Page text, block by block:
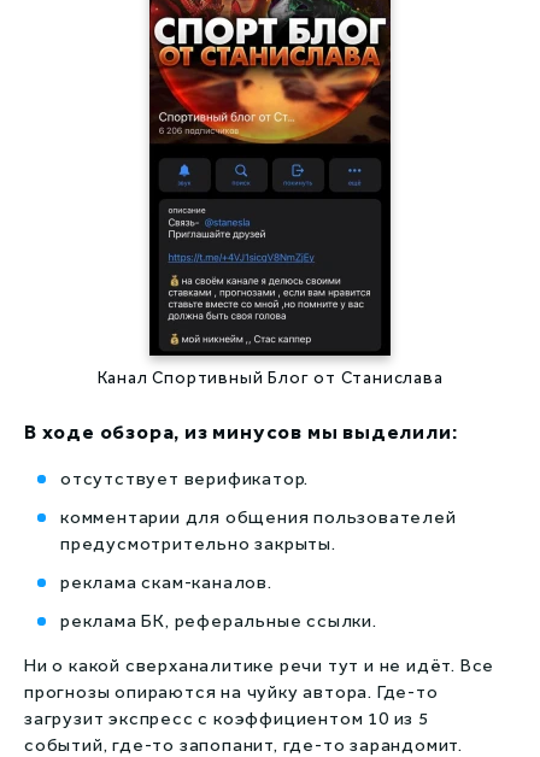
Канал Спортивный Блог от Станислава
В ходе обзора, из минусов мы выделили:
отсутствует верификатор.
комментарии для общения пользователей
предусмотрительно закрыты.
реклама скам-каналов.
реклама БК, реферальные ссылки.
Ни о какой сверханалитике речи тут и не идёт. Все
прогнозы опираются на чуйку автора. Где-то
загрузит экспресс с коэффициентом 10 из 5
событий, где-то запопанит, где-то зарандомит.